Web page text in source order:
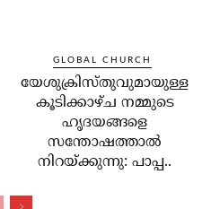
GLOBAL CHURCH
യേശുക്രിസ്തുവുമായുള്ള
കൂടിക്കാഴ്ച നമ്മുടെ
ഹൃദയങ്ങളെ
സന്തോഷത്താല്‍
നിറയ്ക്കുന്നു: പാപ്പ..